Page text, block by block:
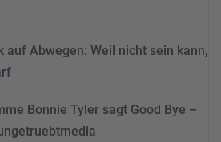
auf Abwegen: Weil nicht sein kann,
Bonnie Tyler sagt Good Bye –